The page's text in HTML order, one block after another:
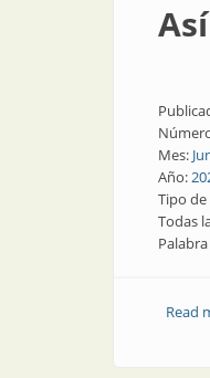
Mes:
Año:
Tipo
Todas
Read